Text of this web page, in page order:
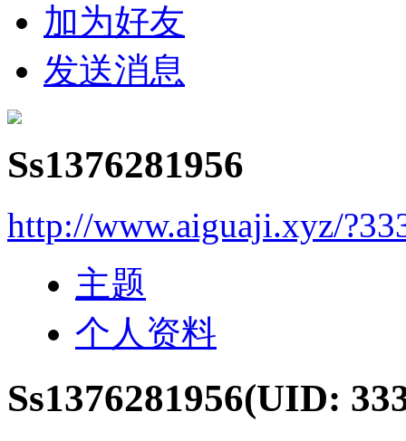
加为好友
发送消息
Ss1376281956
http://www.aiguaji.xyz/
主题
个人资料
Ss1376281956(UID: